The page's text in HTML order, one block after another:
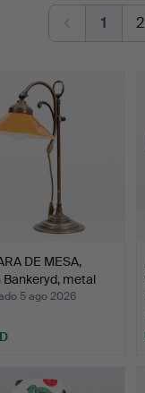
1 2
DE MESA,
Bankeryd, metal
5 ago 2026